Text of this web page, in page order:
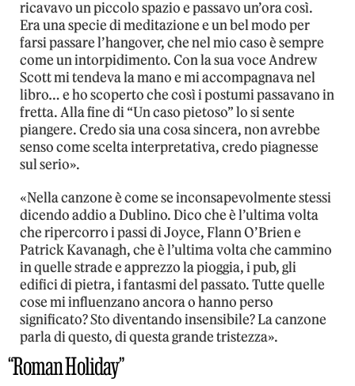
ricavavo un piccolo spazio e passavo un’ora così.
Era una specie di meditazione e un bel modo per
farsi passare l’hangover, che nel mio caso è sempre
come un intorpidimento. Con la sua voce Andrew
Scott mi tendeva la mano e mi accompagnava nel
libro… e ho scoperto che così i postumi passavano in
fretta. Alla fine di “Un caso pietoso” lo si sente
piangere. Credo sia una cosa sincera, non avrebbe
senso come scelta interpretativa, credo piagnesse
sul serio».
«Nella canzone è come se inconsapevolmente stessi
dicendo addio a Dublino. Dico che è l’ultima volta
che ripercorro i passi di Joyce, Flann O’Brien e
Patrick Kavanagh, che è l’ultima volta che cammino
in quelle strade e apprezzo la pioggia, i pub, gli
edifici di pietra, i fantasmi del passato. Tutte quelle
cose mi influenzano ancora o hanno perso
significato? Sto diventando insensibile? La canzone
parla di questo, di questa grande tristezza».
“Roman Holiday”